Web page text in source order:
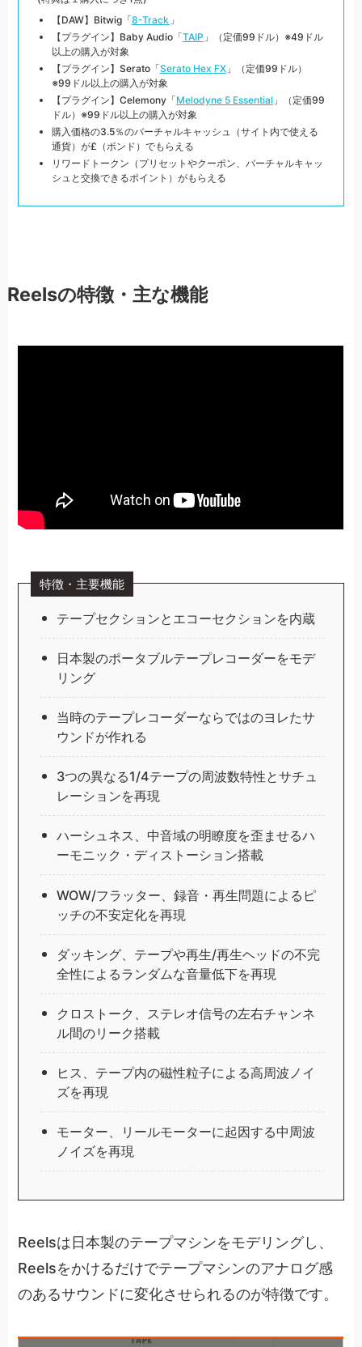
【DAW】Bitwig「8-Track 」
【プラグイン】Baby Audio「TAIP 」（定価99ドル）※49ドル
以上の購入が対象
【プラグイン】Serato「Serato Hex FX」（定価99ドル）
※99ドル以上の購入が対象
【プラグイン】Celemony「Melodyne 5 Essential」（定価99
ドル）※99ドル以上の購入が対象
購入価格の3.5％のバーチャルキャッシュ（サイト内で使える
通貨）が£（ポンド）でもらえる
リワードトークン（プリセットやクーポン、バーチャルキャッ
シュと交換できるポイント）がもらえる
Reelsの特徴・主な機能
特徴・主要機能
テープセクションとエコーセクションを内蔵
日本製のポータブルテープレコーダーをモデ
リング
当時のテープレコーダーならではのヨレたサ
ウンドが作れる
3つの異なる1/4テープの周波数特性とサチュ
レーションを再現
ハーシュネス、中音域の明瞭度を歪ませるハ
ーモニック・ディストーション搭載
WOW/フラッター、録音・再生問題によるピ
ッチの不安定化を再現
ダッキング、テープや再生/再生ヘッドの不完
全性によるランダムな音量低下を再現
クロストーク、ステレオ信号の左右チャンネ
ル間のリーク搭載
ヒス、テープ内の磁性粒子による高周波ノイ
ズを再現
モーター、リールモーターに起因する中周波
ノイズを再現
Reelsは日本製のテープマシンをモデリングし、
Reelsをかけるだけでテープマシンのアナログ感
のあるサウンドに変化させられるのが特徴です。